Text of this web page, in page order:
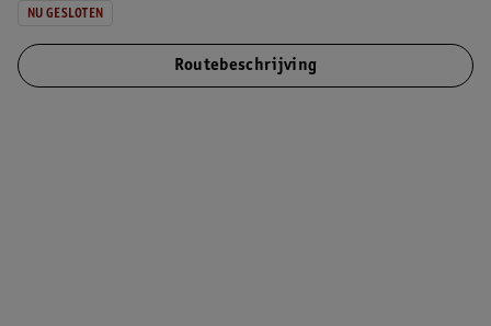
NU GESLOTEN
Routebeschrijving